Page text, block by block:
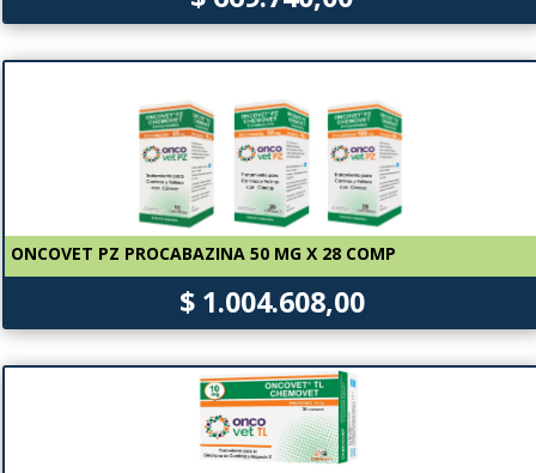
ONCOVET PZ PROCABAZINA 50 MG X 28 COMP
$ 1.004.608,00